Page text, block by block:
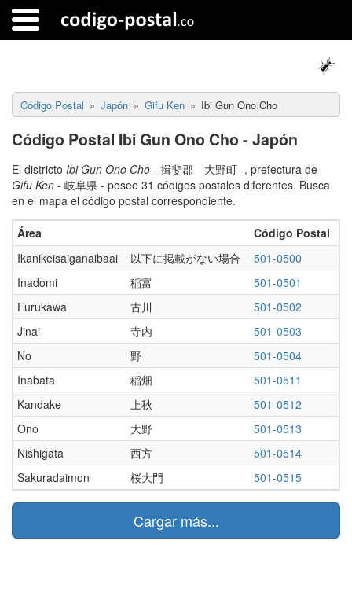
Código Postal Japón Gifu Ken Ibi Gun Ono Cho
Código Postal Ibi Gun Ono Cho - Japón
El districto Ibi Gun Ono Cho - 揖斐郡 大野町 -, prefectura de
Gifu Ken - 岐阜県 - posee 31 códigos postales diferentes. Busca
en el mapa el código postal correspondiente.
Área
Código Postal
Ikanikeisaiganaibaai
以下に掲載がない場合
501-0500
Inadomi
稲富
501-0501
Furukawa
古川
501-0502
Jinai
寺内
501-0503
No
野
501-0504
Inabata
稲畑
501-0511
Kandake
上秋
501-0512
Ono
大野
501-0513
Nishigata
西方
501-0514
Sakuradaimon
桜大門 501-0515
Cargar más...